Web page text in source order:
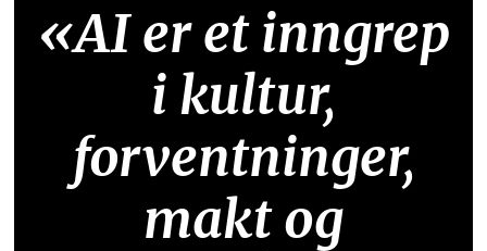
«AI er et inngrep
i kultur,
forventninger,
makt og